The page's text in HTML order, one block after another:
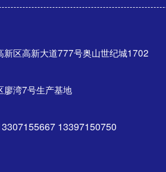
新区高新大道777号奥山世纪城1702
廖湾7号生产基地
13397150750